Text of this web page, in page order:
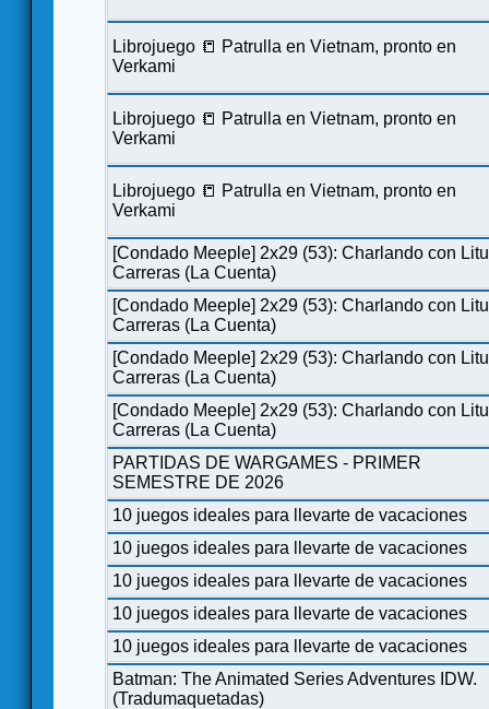
Librojuego 📒 Patrulla en Vietnam, pronto en
Verkami
Librojuego 📒 Patrulla en Vietnam, pronto en
Verkami
Librojuego 📒 Patrulla en Vietnam, pronto en
Verkami
[Condado Meeple] 2x29 (53): Charlando con
Carreras (La Cuenta)
[Condado Meeple] 2x29 (53): Charlando con
Carreras (La Cuenta)
[Condado Meeple] 2x29 (53): Charlando con
Carreras (La Cuenta)
[Condado Meeple] 2x29 (53): Charlando con
Carreras (La Cuenta)
PARTIDAS DE WARGAMES - PRIMER
SEMESTRE DE 2026
10 juegos ideales para llevarte de vacaciones
10 juegos ideales para llevarte de vacaciones
10 juegos ideales para llevarte de vacaciones
10 juegos ideales para llevarte de vacaciones
10 juegos ideales para llevarte de vacaciones
Batman: The Animated Series Adventures IDW.
(Tradumaquetadas)